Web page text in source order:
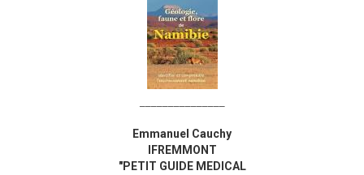
Emmanuel Cauchy
IFREMMONT
"PETIT GUIDE MEDICAL